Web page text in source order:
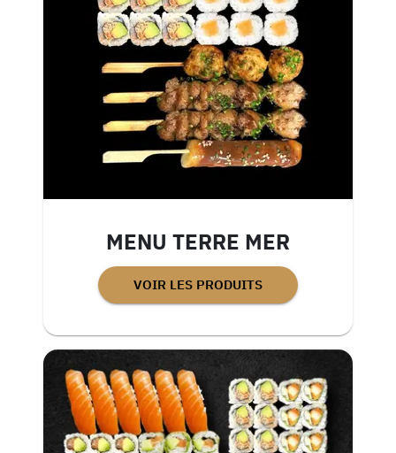
MENU TERRE MER
VOIR LES PRODUITS